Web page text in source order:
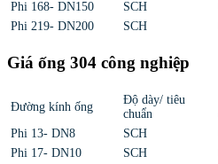
Phi 168- DN150
SCH
Phi 219- DN200
SCH
Giá ống 304 công nghiệp
Đường kính ống
Độ dày/ tiêu
chuẩn
Phi 13- DN8
SCH
Phi 17- DN10
SCH